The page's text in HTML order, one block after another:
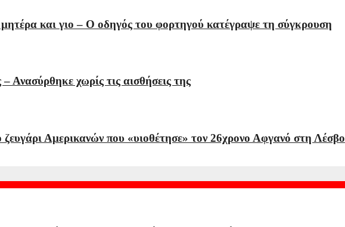
και γιο – Ο οδηγός του φορτηγού κατέγραψε τη σύγκρουση
Ανασύρθηκε χωρίς τις αισθήσεις της
Αμερικανών που «υιοθέτησε» τον 26χρονο Αφγανό στη Λέσβο